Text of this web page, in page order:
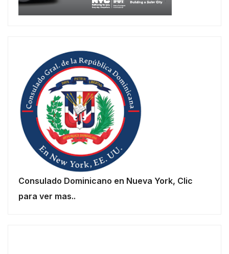
Consulado Dominicano en Nueva York, Clic
para ver mas..